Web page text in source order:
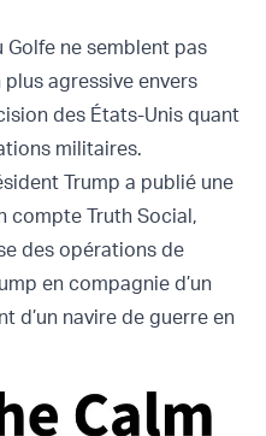
Golfe ne semblent pas
agressive envers
des États-Unis quant
militaires.
Trump a publié une
compte Truth Social,
des opérations de
en compagnie d’un
d’un navire de guerre en